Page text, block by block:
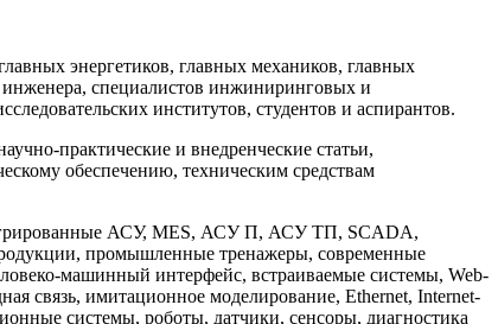
энергетиков, главных механиков, главных
специалистов инжиниринговых и
институтов, студентов и аспирантов.
практические и внедренческие статьи,
обеспечению, техническим средствам
АСУ, MES, АСУ П, АСУ ТП, SCADA,
промышленные тренажеры, современные
машинный интерфейс, встраиваемые системы, Web-
связь, имитационное моделирование, Ethernet, Internet-
системы, роботы, датчики, сенсоры, диагностика